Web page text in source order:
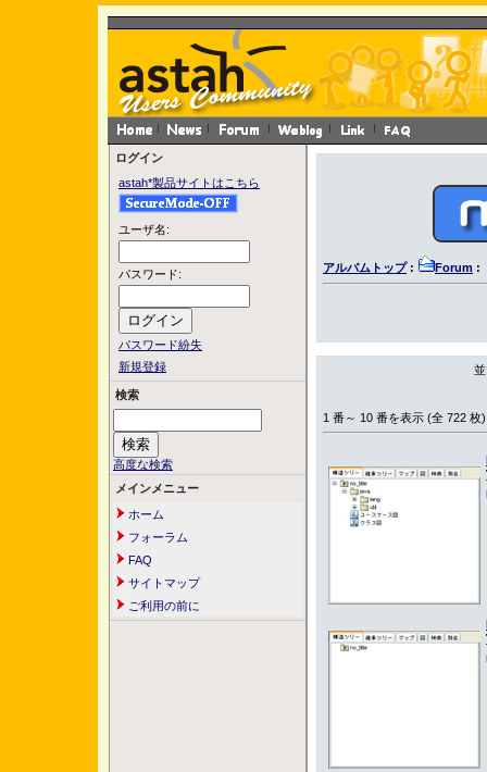
ログイン
astah*製品サイトはこちら
ユーザ名:
パスワード:
パスワード紛失
新規登録
検索
高度な検索
メインメニュー
ホーム
フォーラム
FAQ
サイトマップ
ご利用の前に
アルバムトップ: Forum :
1 番～ 10 番を表示 (全 722 枚)